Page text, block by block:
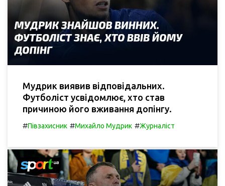
Мудрик виявив відповідальних.
Футболіст усвідомлює, хто став
причиною його вживання допінгу.
#Півзахисник #Михайло Мудрик #Журналіст